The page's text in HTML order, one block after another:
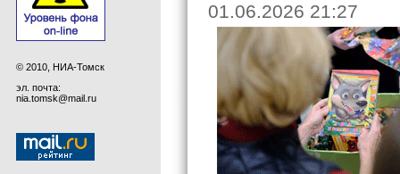
© 2010, НИА-Томск
эл. почта:
nia.tomsk@mail.ru
01.06.2026 21:27